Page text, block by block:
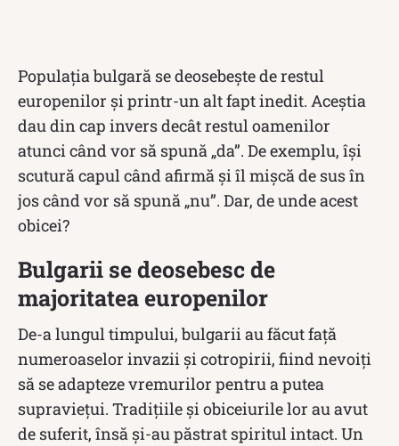
Populația bulgară se deosebește de restul
europenilor și printr-un alt fapt inedit. Aceștia
dau din cap invers decât restul oamenilor
atunci când vor să spună „da”. De exemplu, își
scutură capul când afirmă și îl mișcă de sus în
jos când vor să spună „nu”. Dar, de unde acest
obicei?
Bulgarii se deosebesc de
majoritatea europenilor
De-a lungul timpului, bulgarii au făcut față
numeroaselor invazii și cotropirii, fiind nevoiți
să se adapteze vremurilor pentru a putea
supraviețui. Tradițiile și obiceiurile lor au avut
de suferit, însă și-au păstrat spiritul intact. Un